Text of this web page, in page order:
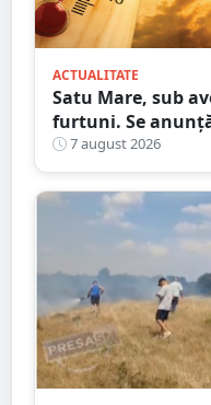
ACTUALITATE
Satu Mare, sub
furtuni. Se
ridicate.
7 august 2026